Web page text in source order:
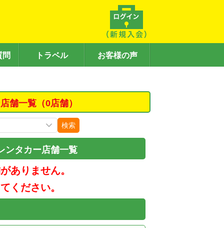
問 トラベル お客様の声
舗一覧（0店舗）
検索
ンタカー店舗一覧
ありません。
ください。